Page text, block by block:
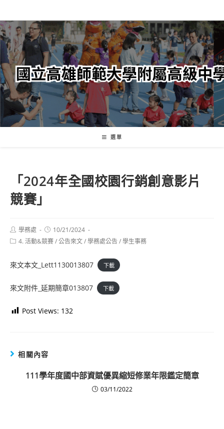
轉
至
主
內
容
選單
「2024年全國校園行銷創意影片
競賽」
Post
author:
學務處
Post
published:
10/21/2024
Post4. 活動&競賽/公告來文/學務處公告/學生事務
來文本文_Lett1130013807 下載
來文附件_延期簡章013807 下載
Post Views: 132
相關內容
111學年度國中部資賦優異縮短修業年限鑑定簡章
03/11/2022